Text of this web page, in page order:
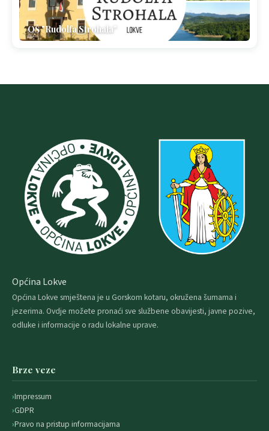
OŠ "Rudolfa Strohala"
Općina Lokve
Općina Lokve smještena je u Gorskom kotaru, okružena šumama i
jezerima. Ovdje možete pronaći sve službene obavijesti, javne pozive,
odluke i informacije o radu lokalne uprave.
Brze veze
Impressum
GDPR
Pravo na pristup informacijama